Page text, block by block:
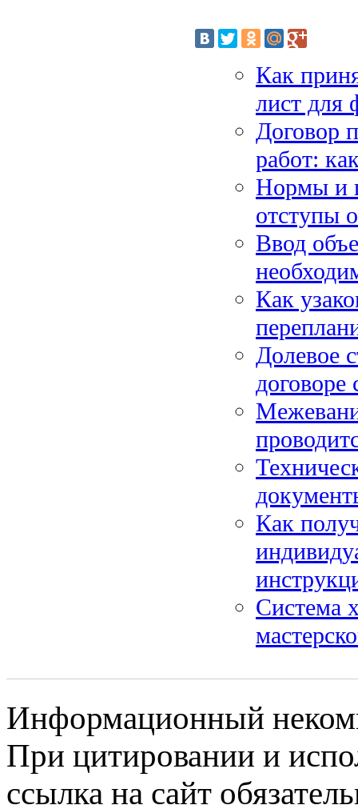
Как
лист для
Договор
работ:
Нормы и
отступы
Ввод
Как
Долевое
договоре
Как
Система
Информационный
При цитировании и
ссылка на сайт